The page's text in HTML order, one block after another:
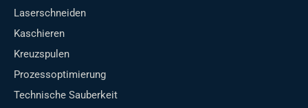
Laserschneiden
Kaschieren
Kreuzspulen
Prozessoptimierung
Technische Sauberkeit